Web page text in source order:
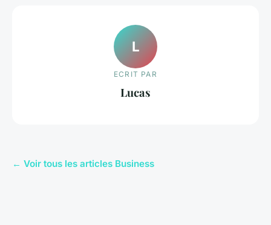
L
ECRIT PAR
Lucas
← Voir tous les articles Business